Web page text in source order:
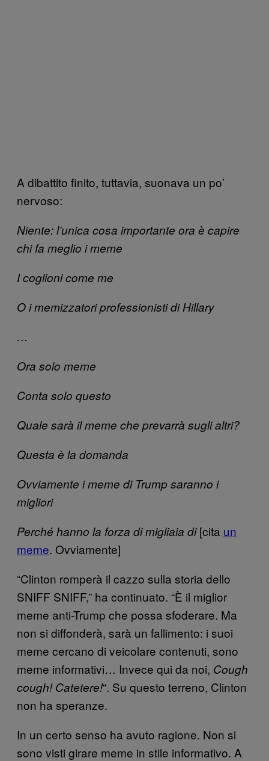
A dibattito finito, tuttavia, suonava un po’
nervoso:
Niente: l’unica cosa importante ora è capire
chi fa meglio i meme
I coglioni come me
O i memizzatori professionisti di Hillary
…
Ora solo meme
Conta solo questo
Quale sarà il meme che prevarrà sugli altri?
Questa è la domanda
Ovviamente i meme di Trump saranno i
migliori
Perché hanno la forza di migliaia di[cita un
meme. Ovviamente]
“Clinton romperà il cazzo sulla storia dello
SNIFF SNIFF,” ha continuato. “È il miglior
meme anti-Trump che possa sfoderare. Ma
non si diffonderà, sarà un fallimento: i suoi
meme cercano di veicolare contenuti, sono
meme informativi… Invece qui da noi, Cough
cough! Catetere!“. Su questo terreno, Clinton
non ha speranze.
In un certo senso ha avuto ragione. Non si
sono visti girare meme in stile informativo. A